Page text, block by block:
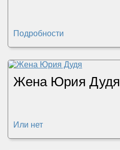
Подробности
Жена Юрия Дудя
Или нет